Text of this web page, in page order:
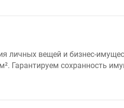
личных вещей и бизнес-
Гарантируем сохранность